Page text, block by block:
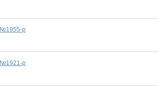
№1955-р
№1921-р